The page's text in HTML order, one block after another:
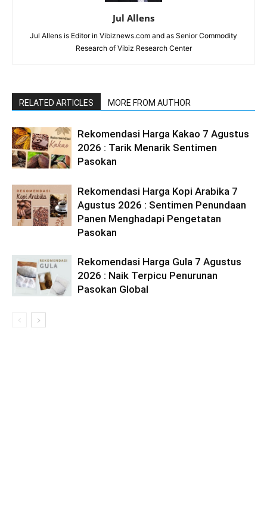
Jul Allens
Jul Allens is Editor in Vibiznews.com and as Senior Commodity
Research of Vibiz Research Center
RELATED ARTICLES MORE FROM AUTHOR
Rekomendasi Harga Kakao 7 Agustus
2026 : Tarik Menarik Sentimen
Pasokan
Rekomendasi Harga Kopi Arabika 7
Agustus 2026 : Sentimen Penundaan
Panen Menghadapi Pengetatan
Pasokan
Rekomendasi Harga Gula 7 Agustus
2026 : Naik Terpicu Penurunan
Pasokan Global